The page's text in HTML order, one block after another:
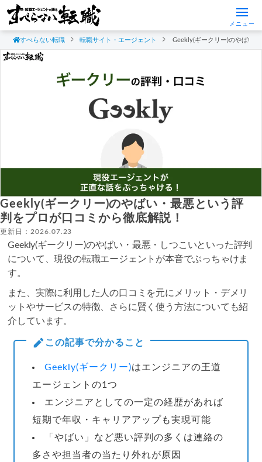
メニュー
すべらない転職 転職サイト・エージェント Geekly(ギークリー)のやばい
Geekly(ギークリー)のやばい・最悪という評
判をプロが口コミから徹底解説！
更新日：2026.07.23
Geekly(ギークリー)のやばい・最悪・しつこいといった評判
について、現役の転職エージェントが本音でぶっちゃけま
す。
また、実際に利用した人の口コミを元にメリット・デメリ
ットやサービスの特徴、さらに賢く使う方法についても紹
介しています。
この記事で分かること
Geekly(ギークリー)はエンジニアの王道
エージェントの1つ
エンジニアとしての一定の経歴があれば
短期で年収・キャリアアップも実現可能
「やばい」など悪い評判の多くは連絡の
多さや担当者の当たり外れが原因